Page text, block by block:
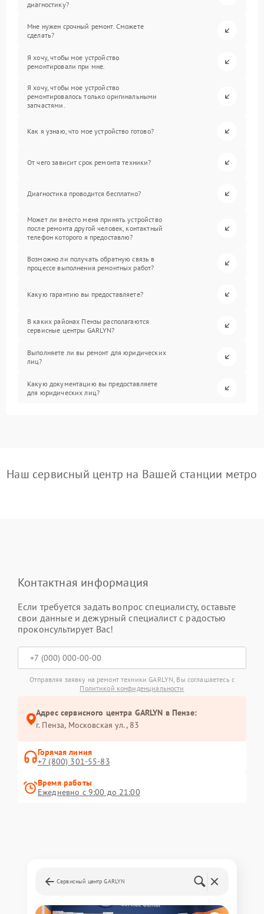
диагностику?
Мне нужен срочный ремонт. Сможете
сделать?
Я хочу, чтобы мое устройство
ремонтировали при мне.
Я хочу, чтобы мое устройство
ремонтировалось только оригинальными
запчастями.
Как я узнаю, что мое устройство готово?
От чего зависит срок ремонта техники?
Диагностика проводится бесплатно?
Может ли вместо меня принять устройство
после ремонта другой человек, контактный
телефон которого я предоставлю?
Возможно ли получать обратную связь в
процессе выполнения ремонтных работ?
Какую гарантию вы предоставляете?
В каких районах Пензы располагаются
сервисные центры GARLYN?
Выполняете ли вы ремонт для юридических
лиц?
Какую документацию вы предоставляете
для юридических лиц?
Наш сервисный центр на Вашей станции метро
Контактная информация
Если требуется задать вопрос специалисту, оставьте
свои данные и дежурный специалист с радостью
проконсультирует Вас!
Отправляя заявку на ремонт техники GARLYN, Вы соглашаетесь с
Политикой конфиденциальности
Адрес сервисного центра GARLYN в Пензе:
г. Пенза, Московская ул., 83
Горячая линия
+7 (800) 301-55-83
Время работы
Ежедневно с 9:00 до 21:00
Сервисный центр GARLYN